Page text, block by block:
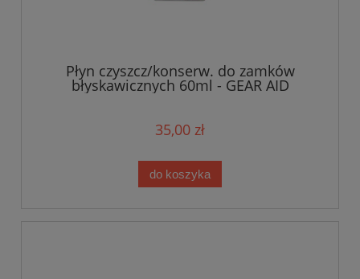
Płyn czyszcz/konserw. do zamków
błyskawicznych 60ml - GEAR AID
35,00 zł
do koszyka